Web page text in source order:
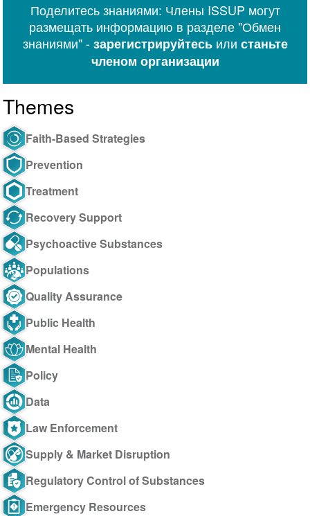
Messenger
Поделитесь знаниями: Члены ISSUP могут
размещать информацию в разделе "Обмен
знаниями" -зарегистрируйтесьили станьте
членом организации
Themes
Faith-Based Strategies
Prevention
Treatment
Recovery Support
Psychoactive Substances
Populations
Quality Assurance
Public Health
Mental Health
Policy
Data
Law Enforcement
Supply & Market Disruption
Regulatory Control of Substances
Emergency Resources